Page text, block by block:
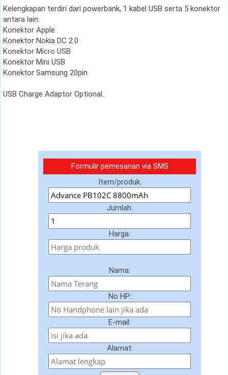
Kelengkapan terdiri dari powerbank, 1 kabel USB serta 5 konektor
antara lain:
Konektor Apple
Konektor Nokia DC 2.0
Konektor Micro USB
Konektor Mini USB
Konektor Samsung 20pin
USB Charge Adaptor Optional.
Formulir pemesanan via SMS
Item/produk:
Jumlah:
Harga:
Nama:
No HP:
E-mail:
Alamat: